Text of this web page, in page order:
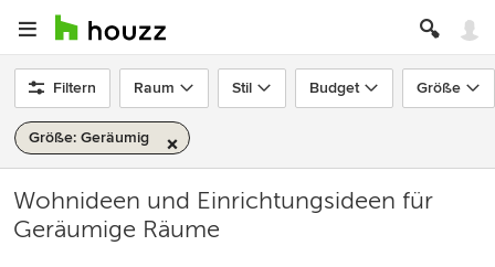
Filtern Raum Stil Budget Größe
Größe: Geräumig
Wohnideen und Einrichtungsideen für
Geräumige Räume